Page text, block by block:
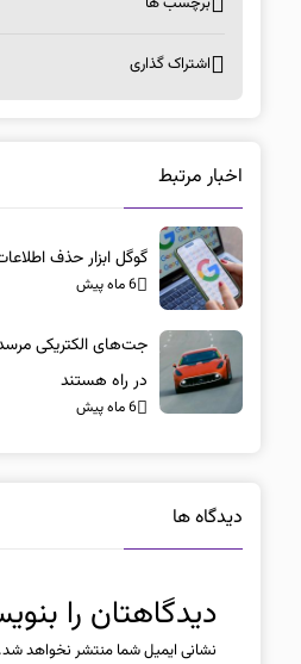
اشتراک گذاری
اخبار مرتبط
گوگل ابزار حذف
6 ماه پیش
در راه هستند
6 ماه پیش
دیدگاه ها
دیدگاهتان را
نشانی ایمیل شما منتشر نخواهد شد.